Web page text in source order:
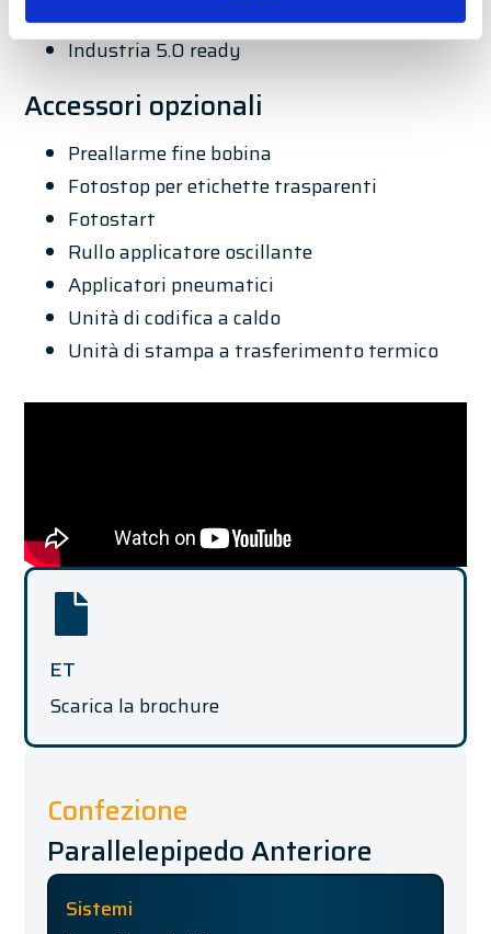
Connessione ethernet
Industria 5.0 ready
Accessori opzionali
Preallarme fine bobina
Fotostop per etichette trasparenti
Fotostart
Rullo applicatore oscillante
Applicatori pneumatici
Unità di codifica a caldo
Unità di stampa a trasferimento termico
ET
Scarica la brochure
Confezione
Parallelepipedo Anteriore
Sistemi